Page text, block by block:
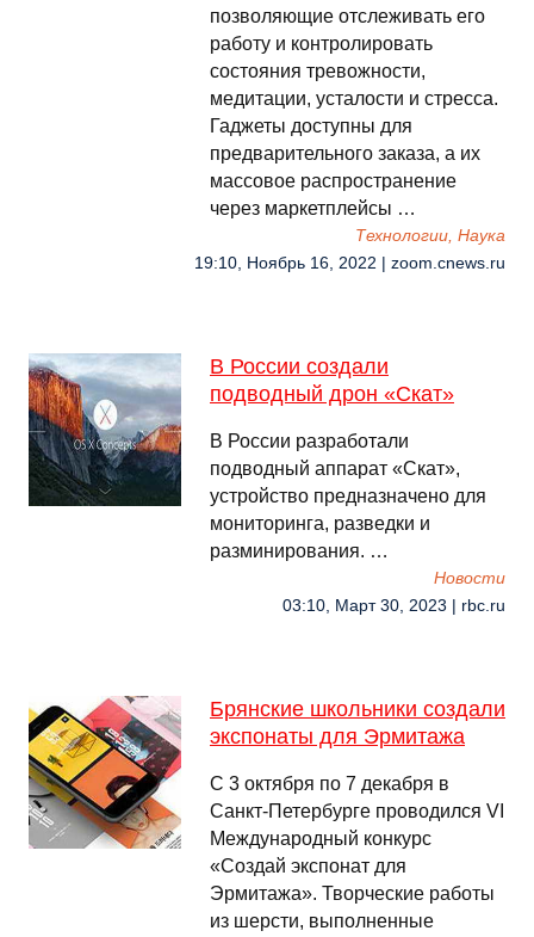
позволяющие отслеживать его
работу и контролировать
состояния тревожности,
медитации, усталости и стресса.
Гаджеты доступны для
предварительного заказа, а их
массовое распространение
через маркетплейсы …
Технологии, Наука
19:10, Ноябрь 16, 2022 | zoom.cnews.ru
В России создали
подводный дрон «Скат»
В России разработали
подводный аппарат «Скат»,
устройство предназначено для
мониторинга, разведки и
разминирования. …
Новости
03:10, Март 30, 2023 | rbc.ru
Брянские школьники создали
экспонаты для Эрмитажа
С 3 октября по 7 декабря в
Санкт-Петербурге проводился VI
Международный конкурс
«Создай экспонат для
Эрмитажа». Творческие работы
из шерсти, выполненные